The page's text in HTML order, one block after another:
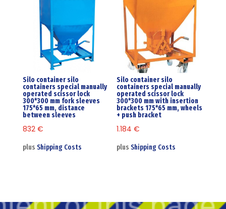
Silo container silo
containers special manually
operated scissor lock
300*300 mm fork sleeves
175*65 mm, distance
between sleeves
832 €
plus Shipping Costs
Silo container silo
containers special manually
operated scissor lock
300*300 mm with insertion
brackets 175*65 mm, wheels
+ push bracket
1.184€
plusShipping Costs